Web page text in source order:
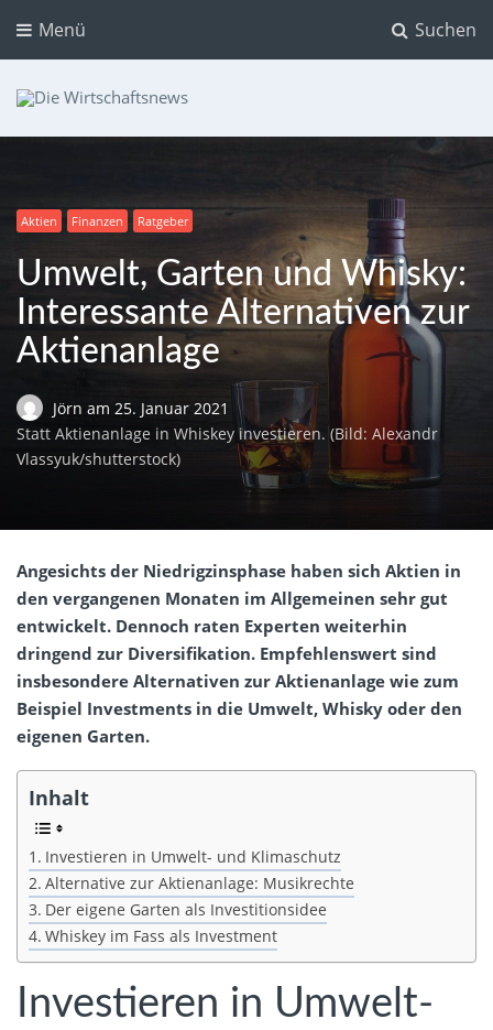
Suchen
Menü
Aktien Finanzen Ratgeber
Umwelt, Garten und Whisky:
Interessante Alternativen zur
Aktienanlage
Jörn am 25. Januar 2021
Statt Aktienanlage in Whiskey investieren. (Bild: Alexandr
Vlassyuk/shutterstock)
Angesichts der Niedrigzinsphase haben sich Aktien in
den vergangenen Monaten im Allgemeinen sehr gut
entwickelt. Dennoch raten Experten weiterhin
dringend zur Diversifikation. Empfehlenswert sind
insbesondere Alternativen zur Aktienanlage wie zum
Beispiel Investments in die Umwelt, Whisky oder den
eigenen Garten.
Inhalt
Investieren in Umwelt- und Klimaschutz
Alternative zur Aktienanlage: Musikrechte
Der eigene Garten als Investitionsidee
Whiskey im Fass als Investment
Investieren in Umwelt-